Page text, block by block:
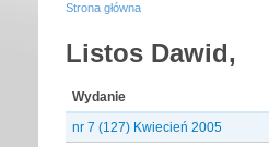
Strona główna
Listos Dawid,
Wydanie
nr 7 (127) Kwiecień 2005